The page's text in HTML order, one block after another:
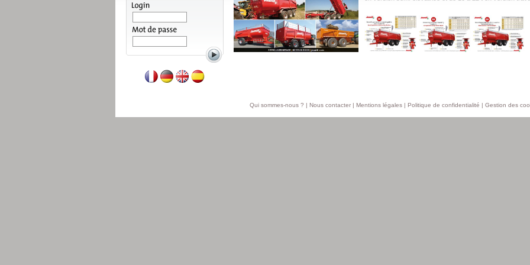
Qui sommes-nous ? | Nous contacter| Mentions légales| Politique de confidentialité | Gestion des